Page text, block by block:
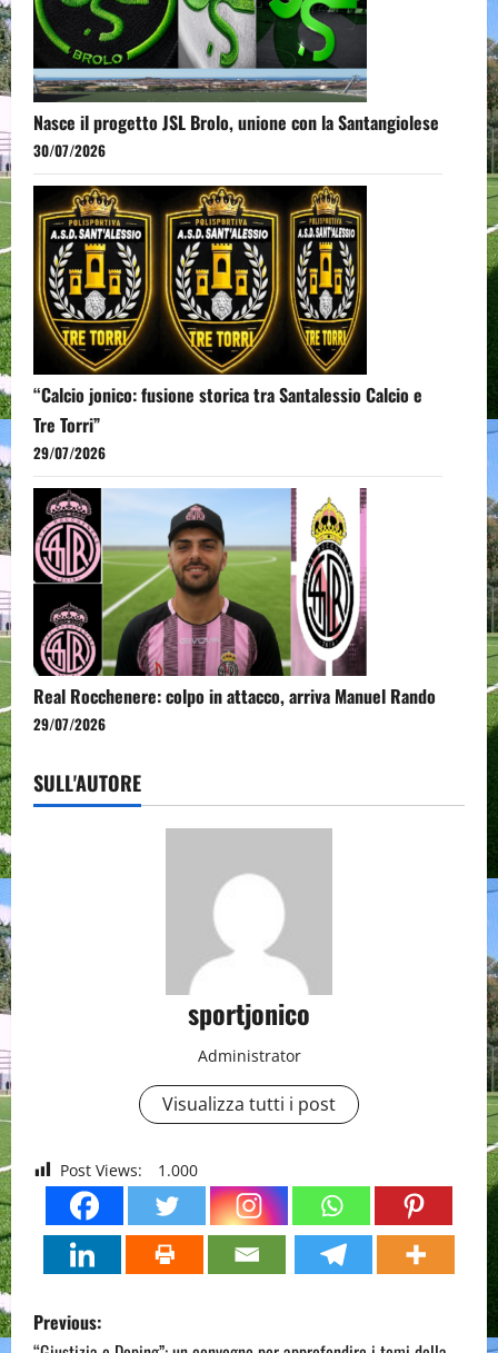
Nasce il progetto JSL Brolo, unione con la Santangiolese
30/07/2026
“Calcio jonico: fusione storica tra Santalessio Calcio e
Tre Torri”
29/07/2026
Real Rocchenere: colpo in attacco, arriva Manuel Rando
29/07/2026
SULL'AUTORE
sportjonico
Administrator
Visualizza tutti i post
Post Views: 1.000
P
Previous: